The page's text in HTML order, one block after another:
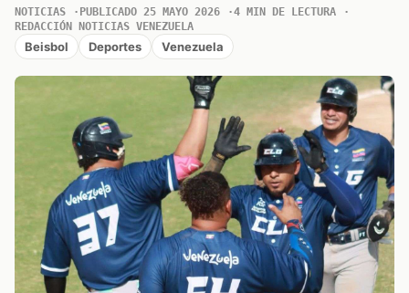
NOTICIAS PUBLICADO 25 MAYO 2026
4 MIN DE LECTURA
REDACCIÓN NOTICIAS VENEZUELA
Beisbol Deportes Venezuela